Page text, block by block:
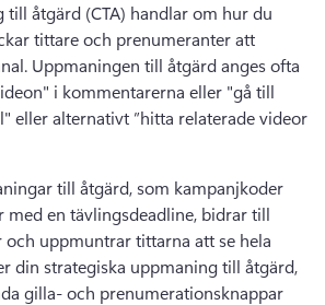
till åtgärd (CTA) handlar om hur du
tittare och prenumeranter att
Uppmaningen till åtgärd anges ofta
i kommentarerna eller "gå till
eller alternativt ”hitta relaterade videor
till åtgärd, som kampanjkoder
med en tävlingsdeadline, bidrar till
uppmuntrar tittarna att se hela
din strategiska uppmaning till åtgärd,
gilla- och prenumerationsknappar